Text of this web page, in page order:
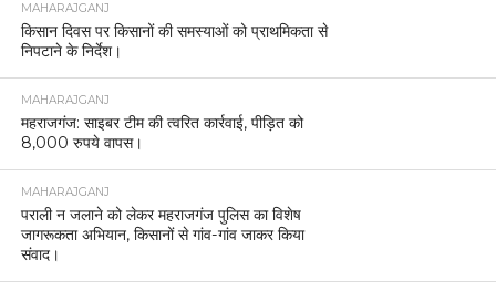
MAHARAJGANJ
किसान दिवस पर किसानों की समस्याओं को प्राथमिकता से
निपटाने के निर्देश।
MAHARAJGANJ
महराजगंज: साइबर टीम की त्वरित कार्रवाई, पीड़ित को
8,000 रुपये वापस।
MAHARAJGANJ
पराली न जलाने को लेकर महराजगंज पुलिस का विशेष
जागरूकता अभियान, किसानों से गांव-गांव जाकर किया
संवाद।